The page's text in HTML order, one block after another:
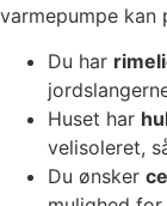
varmepumpe kan
Du har
Huset har
velisoleret,
Du ønsker